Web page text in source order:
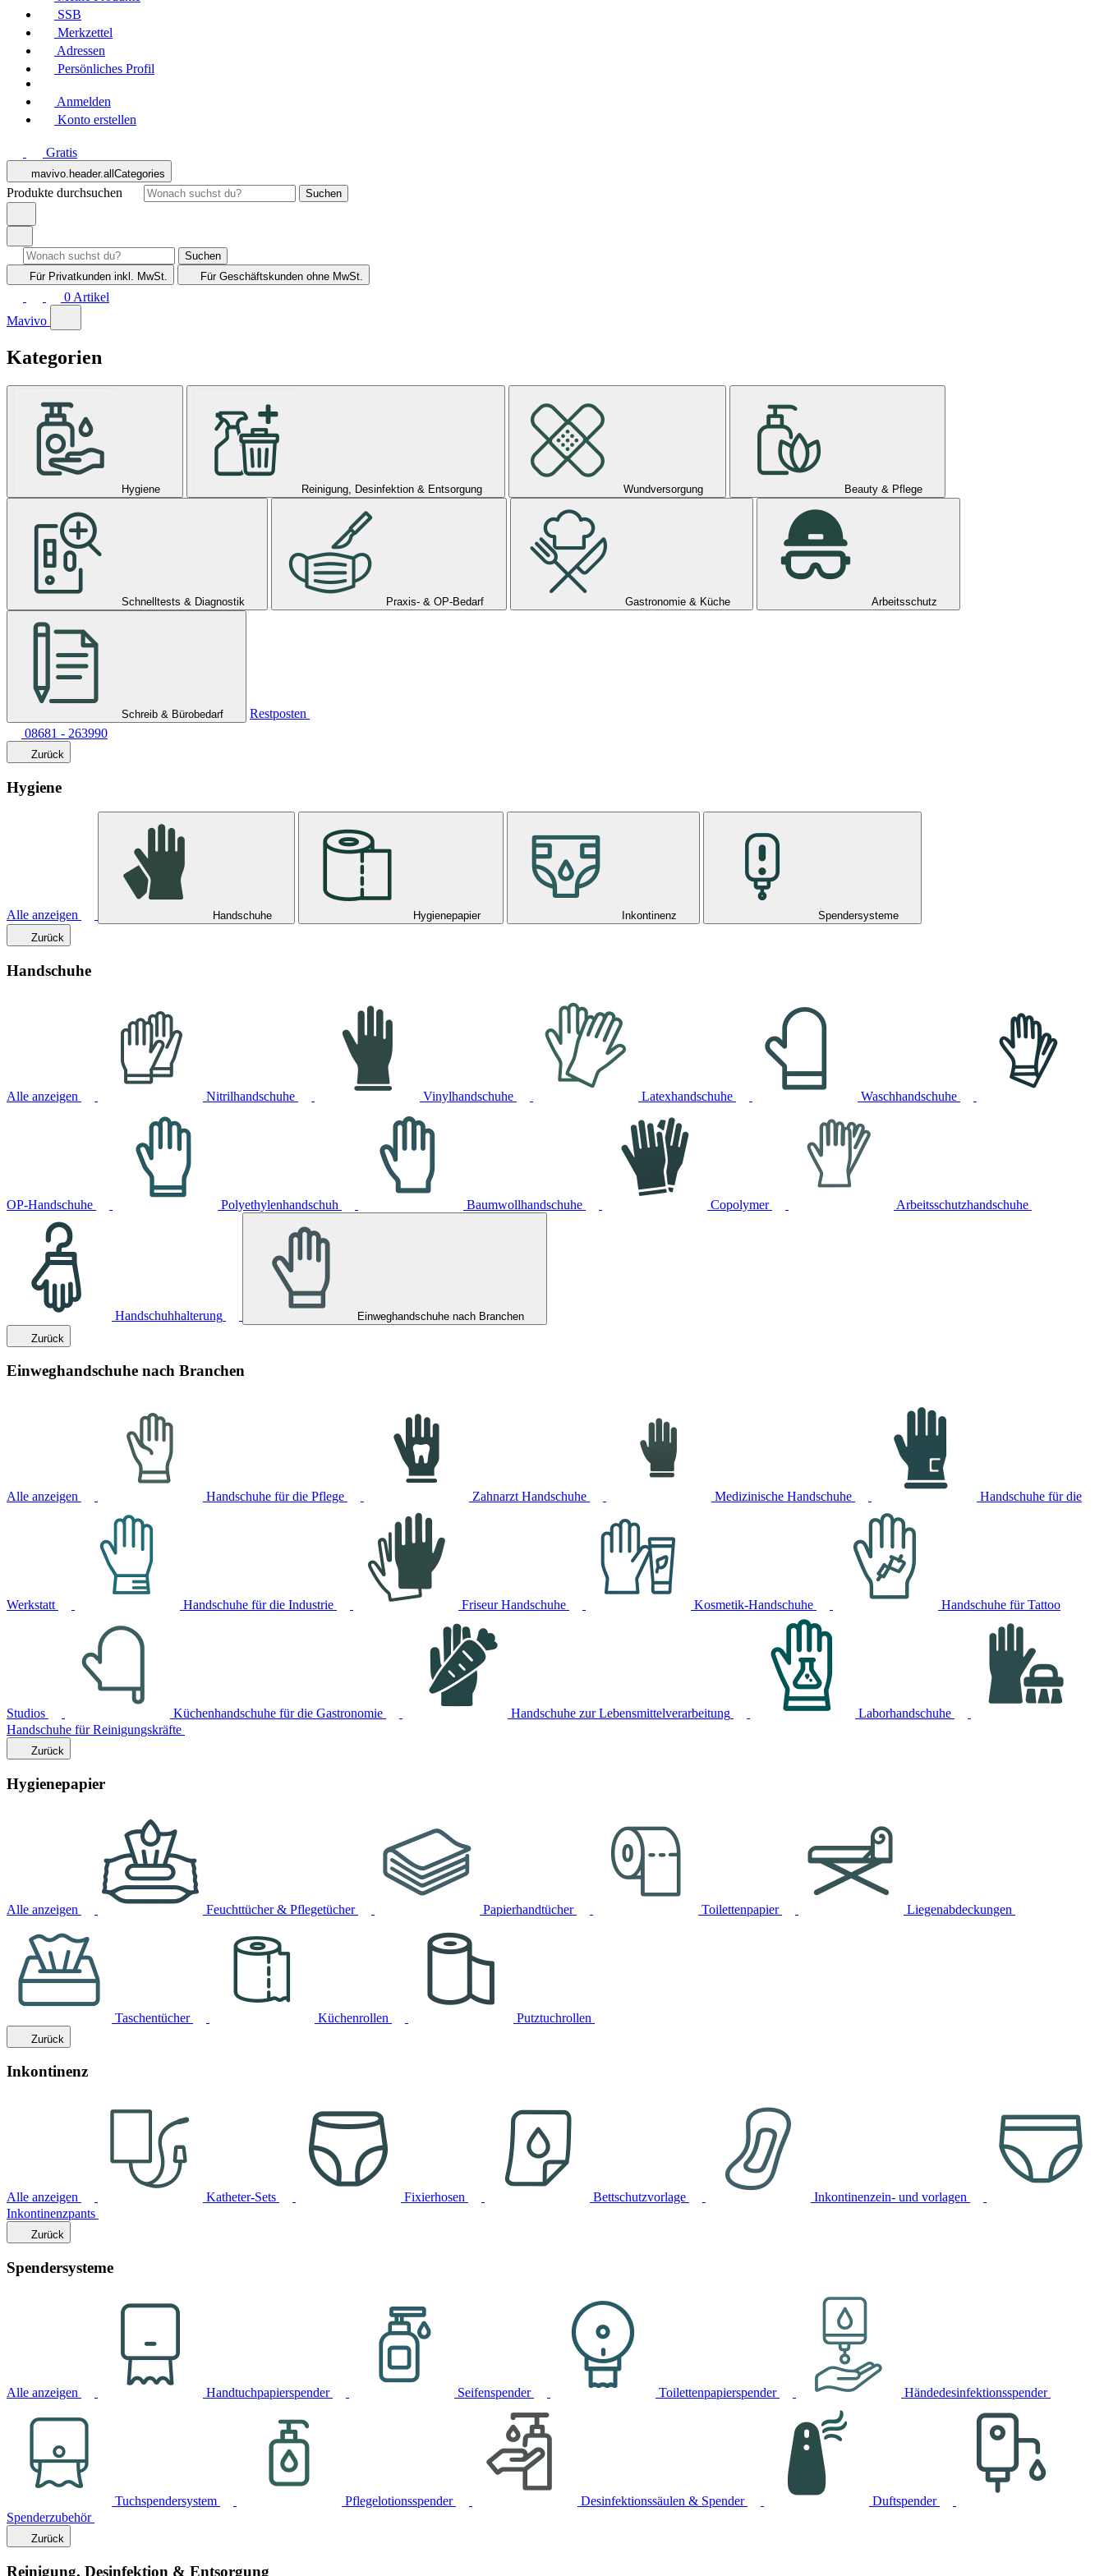
SSB
Merkzettel
Adressen
Persönliches Profil
Anmelden
Konto erstellen
Gratis
mavivo.header.allCategories
Produkte durchsuchen Suchen
Suchen
Für Privatkunden inkl. MwSt. Für Geschäftskunden ohne MwSt.
0 Artikel
Mavivo
Kategorien
Hygiene Reinigung, Desinfektion & Entsorgung Wundversorgung Beauty & Pflege
Schnelltests & Diagnostik Praxis- & OP-Bedarf Gastronomie & Küche Arbeitsschutz
Schreib & Bürobedarf
Restposten
08681 - 263990
Zurück
Hygiene
Alle anzeigen Handschuhe Hygienepapier Inkontinenz
Spendersysteme
Zurück
Handschuhe
Alle anzeigen Nitrilhandschuhe Vinylhandschuhe Latexhandschuhe Waschhandschuhe
OP-Handschuhe Polyethylenhandschuh Baumwollhandschuhe Copolymer Arbeitsschutzhandschuhe
Handschuhhalterung
Einweghandschuhe nach Branchen
Zurück
Einweghandschuhe nach Branchen
Alle anzeigen Handschuhe für die Pflege Zahnarzt Handschuhe Medizinische Handschuhe Handschuhe für die
Werkstatt Handschuhe für die Industrie Friseur Handschuhe Kosmetik-Handschuhe Handschuhe für Tattoo
Studios Küchenhandschuhe für die Gastronomie Handschuhe zur Lebensmittelverarbeitung
Laborhandschuhe
Handschuhe für Reinigungskräfte
Zurück
Hygienepapier
Alle anzeigen Feuchttücher & Pflegetücher Papierhandtücher Toilettenpapier Liegenabdeckungen
Taschentücher Küchenrollen Putztuchrollen
Zurück
Inkontinenz
Alle anzeigen Katheter-Sets Fixierhosen Bettschutzvorlage
Inkontinenzein- und vorlagen
Inkontinenzpants
Zurück
Spendersysteme
Alle anzeigen Handtuchpapierspender Seifenspender Toilettenpapierspender Händedesinfektionsspender
Tuchspendersystem Pflegelotionsspender Desinfektionssäulen & Spender
Duftspender
Spenderzubehör
Zurück
Reinigung, Desinfektion & Entsorgung